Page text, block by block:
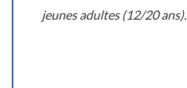
jeunes adultes (12/20 ans).